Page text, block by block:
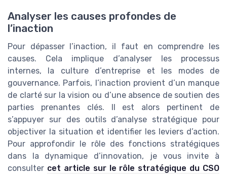
Analyser les causes profondes de
l’inaction
Pour dépasser l’inaction, il faut en comprendre les
causes. Cela implique d’analyser les processus
internes, la culture d’entreprise et les modes de
gouvernance. Parfois, l’inaction provient d’un manque
de clarté sur la vision ou d’une absence de soutien des
parties prenantes clés. Il est alors pertinent de
s’appuyer sur des outils d’analyse stratégique pour
objectiver la situation et identifier les leviers d’action.
Pour approfondir le rôle des fonctions stratégiques
dans la dynamique d’innovation, je vous invite à
consulter cet article sur le rôle stratégique du CSO